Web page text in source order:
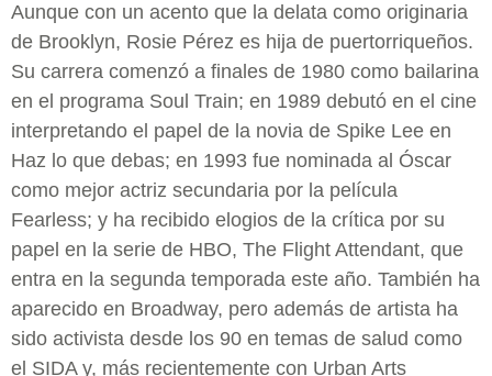
Aunque con un acento que la delata como originaria
de Brooklyn, Rosie Pérez es hija de puertorriqueños.
Su carrera comenzó a finales de 1980 como bailarina
en el programa Soul Train; en 1989 debutó en el cine
interpretando el papel de la novia de Spike Lee en
Haz lo que debas; en 1993 fue nominada al Óscar
como mejor actriz secundaria por la película
Fearless; y ha recibido elogios de la crítica por su
papel en la serie de HBO, The Flight Attendant, que
entra en la segunda temporada este año. También ha
aparecido en Broadway, pero además de artista ha
sido activista desde los 90 en temas de salud como
el SIDA y, más recientemente con Urban Arts